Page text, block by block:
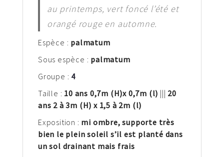
au printemps, vert foncé l’été et
orangé rouge en automne.
Espèce : palmatum
Sous espèce : palmatum
Groupe : 4
Taille : 10 ans 0,7m (H)x 0,7m (l) ||| 20
ans 2 à 3m (H) x 1,5 à 2m (l)
Exposition : mi ombre, supporte très
bien le plein soleil s’il est planté dans
un sol drainant mais frais